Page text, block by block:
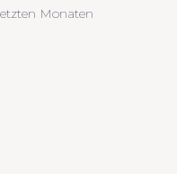
Monaten